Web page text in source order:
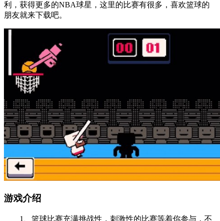
利，获得更多的NBA球星，这里的比赛有很多，喜欢篮球的
朋友就来下载吧。
游戏介绍
1、篮球比赛充满挑战性，刺激性的比赛等着你参与，不